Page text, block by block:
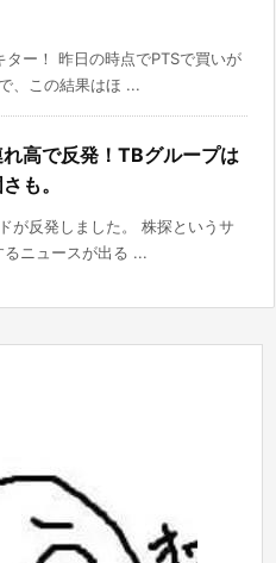
ター！ 昨日の時点でPTSで買いが
、この結果はほ ...
高で反発！TBグループは
も。
が反発しました。 株探というサ
るニュースが出る ...